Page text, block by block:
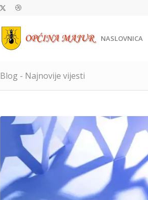
NASLOVNICA
Blog - Najnovije vijesti